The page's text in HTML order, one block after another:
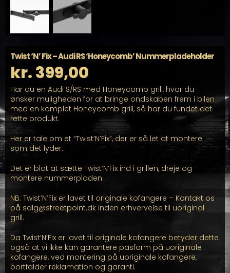
Twist ‘N’ Fix – Audi RS ‘Honeycomb’ Nummerpladeholder
kr.399,00
Har du en Audi S/RS med Honeycomb grill, hvor du
ønsker muligheden for at bringe ondskaben frem i bilen
med en komplet Honeycomb grill, så har du fundet det
rette produkt.
Her er tale om et “Twist’N’Fix”, der er så let at montere
som det lyder.
Det er blot at sætte Twist’N’Fix ind i grillen, dreje og
montere nummerpladen.
NB: Twist’N’Fix er lavet til originale kofangere – Kontakt os
på salg@streetpoint.dk inden erhvervelse til uoriginal
grill.
Da Twist’N’Fix er lavet til originale kofangere betyder dette
også at vi ikke kan garantere pasform på uoriginale
kofangere, ved montering på uoriginale kofangere,
bortfalder reklamation og garanti.